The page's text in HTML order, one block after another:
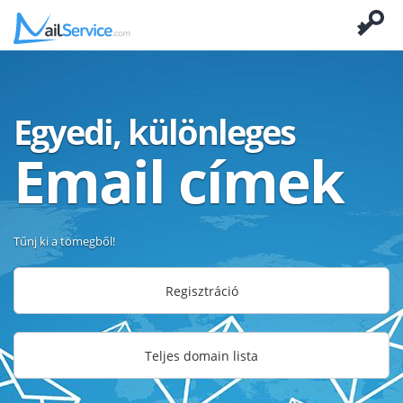
Egyedi, különleges
Email címek
Tűnj ki a tömegből!
Regisztráció
Teljes domain lista